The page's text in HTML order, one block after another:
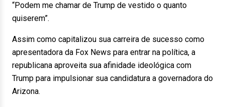
“Podem me chamar de Trump de vestido o quanto
quiserem”.
Assim como capitalizou sua carreira de sucesso como
apresentadora da Fox News para entrar na política, a
republicana aproveita sua afinidade ideológica com
Trump para impulsionar sua candidatura a governadora do
Arizona.